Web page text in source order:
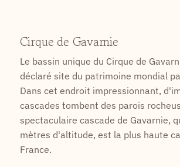
Cirque de Gavarnie
Le bassin unique du Cirque de
déclaré site du patrimoine mondial
Dans cet endroit impressionnant,
cascades tombent des parois
spectaculaire cascade de Gavarnie,
mètres d'altitude, est la plus haute
France.